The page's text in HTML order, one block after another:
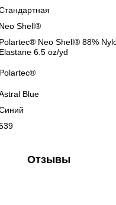
Neo Shell®
Polartec® Neo Shell® 88%
Elastane 6.5 oz/yd
Polartec®
Blue
Отзывы